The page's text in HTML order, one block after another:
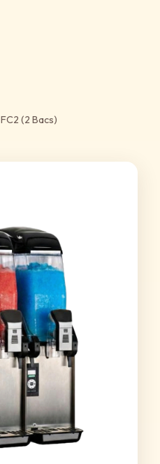
FC2 (2 Bacs)